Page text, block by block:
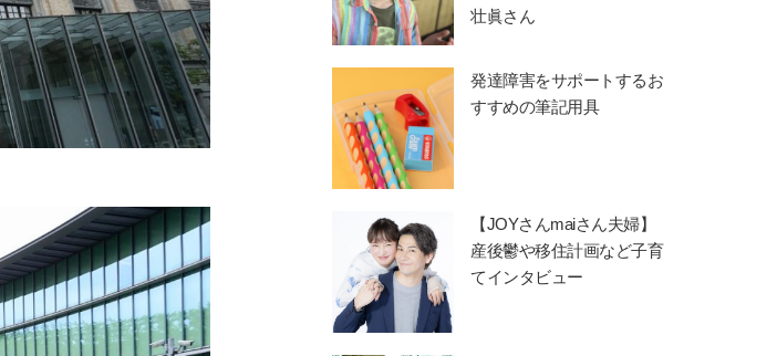
壮眞さん
発達障害をサポートするお
すすめの筆記用具
【JOYさんmaiさん夫婦】
産後鬱や移住計画など子育
てインタビュー